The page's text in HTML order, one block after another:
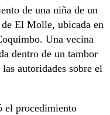
de una niña de un
El Molle, ubicada en
Una vecina
dentro de un tambor
autoridades sobre el
el procedimiento